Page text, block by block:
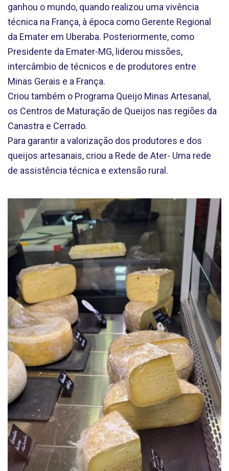
ganhou o mundo, quando realizou uma vivência
técnica na França, à época como Gerente Regional
da Emater em Uberaba. Posteriormente, como
Presidente da Emater-MG, liderou missões,
intercâmbio de técnicos e de produtores entre
Minas Gerais e a França.
Criou também o Programa Queijo Minas Artesanal,
os Centros de Maturação de Queijos nas regiões da
Canastra e Cerrado.
Para garantir a valorização dos produtores e dos
queijos artesanais, criou a Rede de Ater- Uma rede
de assistência técnica e extensão rural.